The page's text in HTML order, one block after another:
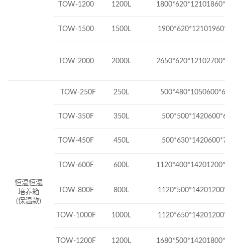
TOW-1200 1200L 1800*620*12101860
TOW-1500 1500L
TOW-2000 2000L
恒温恒湿
培养箱
(保温款)
TOW-250F 250L
TOW-350F 350L
TOW-450F 450L
TOW-600F 600L
TOW-800F 800L
TOW-1000F 1000L
TOW-1200F 1200L